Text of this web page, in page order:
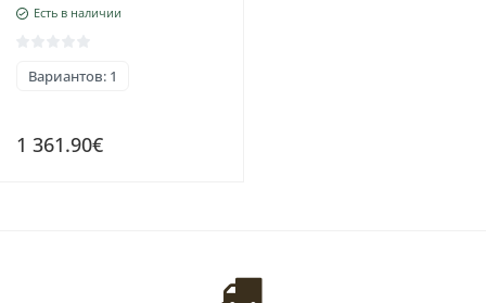
(покрытие) , Бриллианты ,
Есть в наличии
Вариантов: 1
1 361.90€